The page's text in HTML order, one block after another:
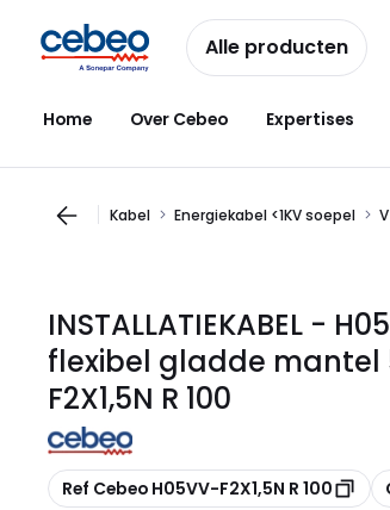
naar
navigatie
naar
inhoud
Alle producten
Home Over Cebeo Expertises
Kabel Energiekabel <1KV soepel
INSTALLATIEKABEL -
flexibel gladde mantel
F2X1,5N R 100
Kopiëren
Ref Cebeo H05VV-F2X1,5N R 100